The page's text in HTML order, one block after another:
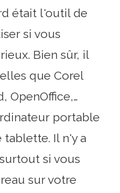
était l'outil de
si vous
Bien sûr, il
que Corel
OpenOffice,…
portable
Il n'y a
si vous
sur votre